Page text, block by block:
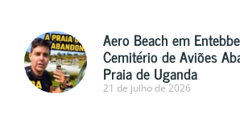
Aero Beach em
Cemitério de Aviões
Praia de Uganda
21 de julho de 2026